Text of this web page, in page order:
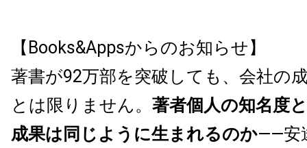
【Books&Appsからのお知らせ】
著書が92万部を突破しても、会社の
とは限りません。 著者個人の知名度
成果は同じように生まれるのか——安